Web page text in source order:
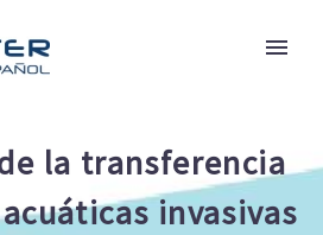
la transferencia
invasivas